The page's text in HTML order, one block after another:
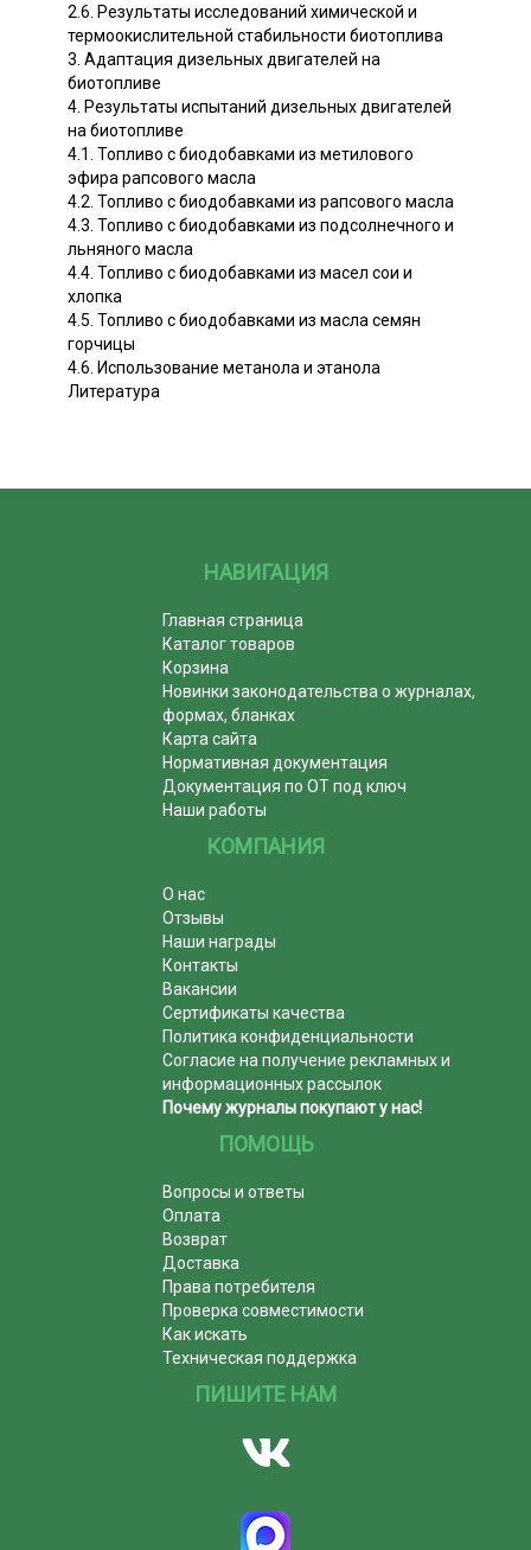
2.6. Результаты исследований химической и
термоокислительной стабильности биотоплива
3. Адаптация дизельных двигателей на
биотопливе
4. Результаты испытаний дизельных двигателей
на биотопливе
4.1. Топливо с биодобавками из метилового
эфира рапсового масла
4.2. Топливо с биодобавками из рапсового масла
4.3. Топливо с биодобавками из подсолнечного и
льняного масла
4.4. Топливо с биодобавками из масел сои и
хлопка
4.5. Топливо с биодобавками из масла семян
горчицы
4.6. Использование метанола и этанола
Литература
НАВИГАЦИЯ
Главная страница
Каталог товаров
Корзина
Новинки законодательства о журналах,
формах, бланках
Карта сайта
Нормативная документация
Документация по ОТ под ключ
Наши работы
КОМПАНИЯ
О нас
Отзывы
Наши награды
Контакты
Вакансии
Сертификаты качества
Политика конфиденциальности
Согласие на получение рекламных и
информационных рассылок
Почему журналы покупают у нас!
ПОМОЩЬ
Вопросы и ответы
Оплата
Возврат
Доставка
Права потребителя
Проверка совместимости
Как искать
Техническая поддержка
ПИШИТЕ НАМ